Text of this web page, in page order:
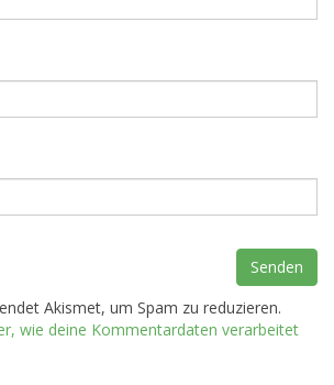
Akismet, um Spam zu reduzieren.
wie deine Kommentardaten verarbeitet